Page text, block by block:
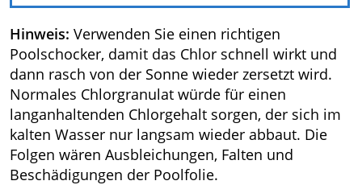
Hinweis: Verwenden Sie einen richtigen
Poolschocker, damit das Chlor schnell wirkt und
dann rasch von der Sonne wieder zersetzt wird.
Normales Chlorgranulat würde für einen
langanhaltenden Chlorgehalt sorgen, der sich im
kalten Wasser nur langsam wieder abbaut. Die
Folgen wären Ausbleichungen, Falten und
Beschädigungen der Poolfolie.